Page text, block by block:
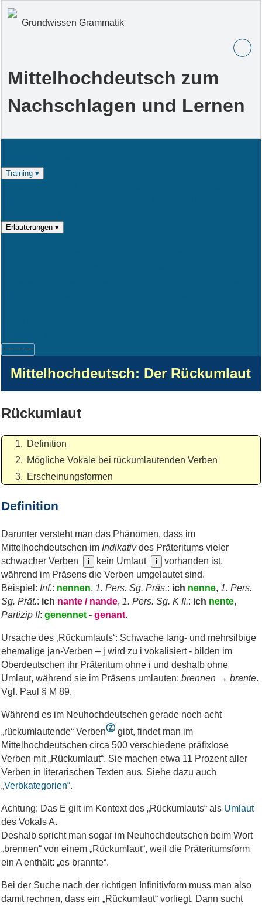
Grundwissen Grammatik
Mittelhochdeutsch zum
Nachschlagen und Lernen
Training ▾
Erläuterungen ▾
— — —
Mit­tel­hoch­deutsch: Der Rückumlaut
Rückumlaut
Definition
Mögliche Vokale bei rückumlautenden Verben
Erscheinungsformen
Definition
Darunter versteht man das Phänomen, dass im
Mittelhochdeutschen im Indikativdes Präteritums vieler
schwacher Verben
i kein Umlaut i
vorhanden ist,
während im Präsens die Verben umgelautet sind.
Beispiel: Inf.: nennen, 1. Pers. Sg. Präs.: ich nenne, 1. Pers.
Sg. Prät.: ich nante / nande, 1. Pers. Sg. K II.: ich nente,
Partizip II:genennet -genant.
Ursache des ‚Rückumlauts‘: Schwache lang- und mehrsilbige
ehemalige jan-Verben – j wird zu i vokalisiert - bilden im
Oberdeutschen ihr Präteritum ohne i und deshalb ohne
Umlaut, während sie im Präsens umlauten:brennen → brante.
Vgl. Paul § M 89.
Während es im Neuhochdeutschen gerade noch acht
„rückumlautende“ VerbenⓏgibt, findet man im
Mittelhochdeutschen circa 500 verschiedene präfixlose
Verben mit „Rückumlaut“. Sie machen etwa 11 Prozent aller
Verben in literarischen Texten aus. Siehe dazu auch
„Verbkategorien“.
Achtung: Das E gilt im Kontext des „Rückumlauts“ als Umlaut
des Vokals A.
Deshalb spricht man sogar im Neuhochdeutschen beim Wort
„brennen“ von einem „Rückumlaut“, weil die Prä­te­ri­tums­form
ein A enthält: „es brannte“.
Bei der Suche nach der richtigen Infinitivform muss man also
damit rechnen, dass ein „Rückumlaut“ vorliegt. Dann sucht